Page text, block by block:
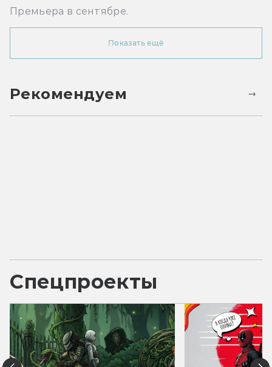
Премьера в сентябре.
Показать ещё
Рекомендуем
Спецпроекты